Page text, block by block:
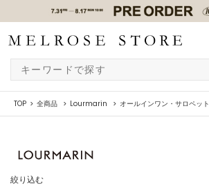
TOP 全商品 Lourmarin オールインワン・サロペット
絞り込む